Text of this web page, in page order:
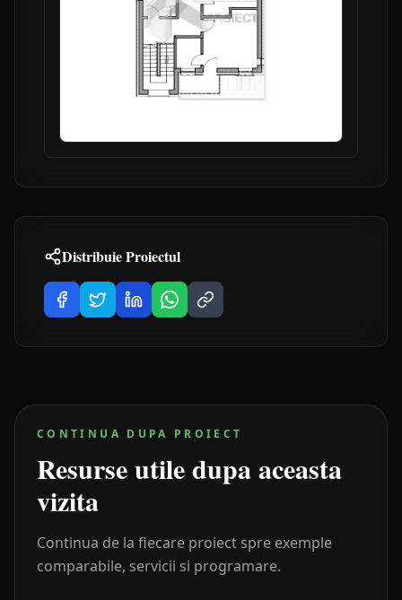
Distribuie Proiectul
CONTINUA DUPA PROIECT
Resurse utile dupa aceasta
vizita
Continua de la fiecare proiect spre exemple
comparabile, servicii si programare.